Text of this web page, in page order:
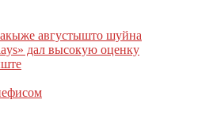
августышто шуйна
дал высокую оценку